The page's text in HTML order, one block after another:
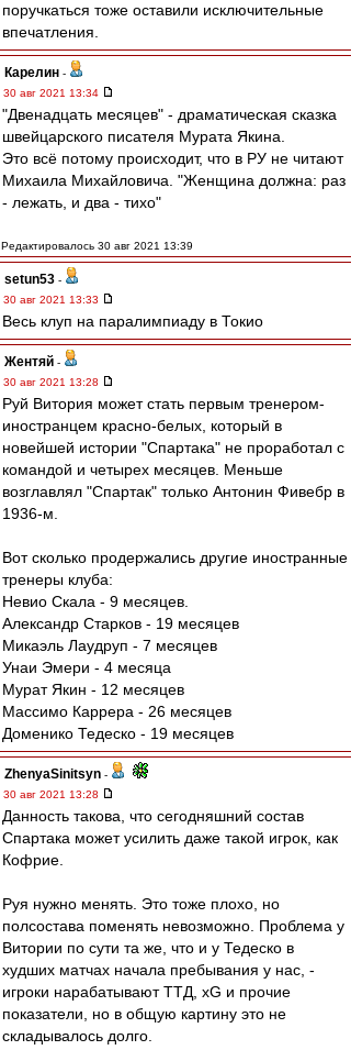
поручкаться тоже оставили исключительные
впечатления.
Карелин -
30 авг 2021 13:34
"Двенадцать месяцев" - драматическая сказка
швейцарского писателя Мурата Якина.
Это всё потому происходит, что в РУ не читают
Михаила Михайловича. "Женщина должна: раз
- лежать, и два - тихо"
Редактировалось 30 авг 2021 13:39
setun53 -
30 авг 2021 13:33
Весь клуп на паралимпиаду в Токио
Жентяй -
30 авг 2021 13:28
Руй Витория может стать первым тренером-
иностранцем красно-белых, который в
новейшей истории "Спартака" не проработал с
командой и четырех месяцев. Меньше
возглавлял "Спартак" только Антонин Фивебр в
1936-м.
Вот сколько продержались другие иностранные
тренеры клуба:
Невио Скала - 9 месяцев.
Александр Старков - 19 месяцев
Микаэль Лаудруп - 7 месяцев
Унаи Эмери - 4 месяца
Мурат Якин - 12 месяцев
Массимо Каррера - 26 месяцев
Доменико Тедеско - 19 месяцев
ZhenyaSinitsyn -
30 авг 2021 13:28
Данность такова, что сегодняшний состав
Спартака может усилить даже такой игрок, как
Кофрие.
Руя нужно менять. Это тоже плохо, но
полсостава поменять невозможно. Проблема у
Витории по сути та же, что и у Тедеско в
худших матчах начала пребывания у нас, -
игроки нарабатывают ТТД, xG и прочие
показатели, но в общую картину это не
складывалось долго.